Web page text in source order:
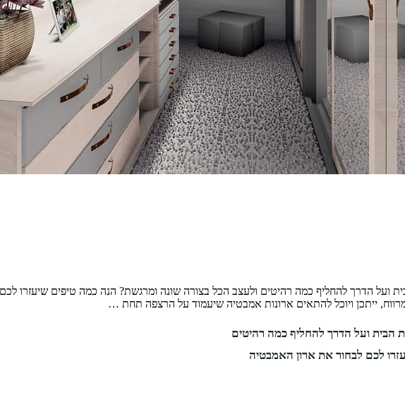
הדרך להחליף כמה רהיטים ולעצב הכל בצורה שונה ומרגשת? הנה כמה טיפים שיעזרו
ייתכן ויוכל להתאים ארונות אמבטיה שיעמוד על הרצפה תחת …
הבית ועל הדרך להחליף כמה רהיטים
לכם לבחור את ארון האמבטיה